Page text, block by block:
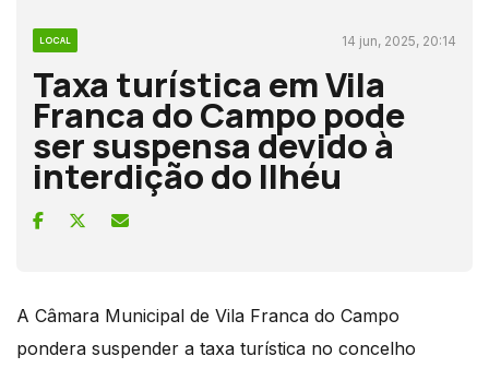
LOCAL 14 jun, 2025, 20:14
Taxa turística em Vila
Franca do Campo pode
ser suspensa devido à
interdição do Ilhéu
A Câmara Municipal de Vila Franca do Campo
pondera suspender a taxa turística no concelho